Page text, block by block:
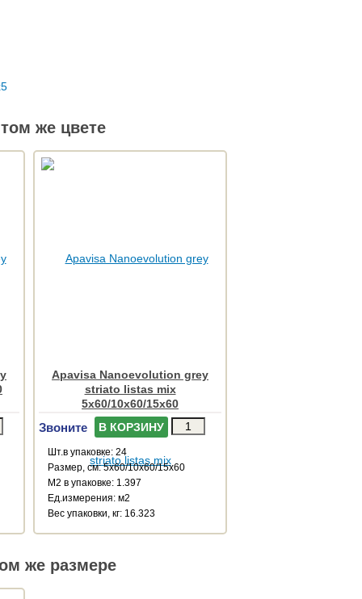
же цвете
Apavisa Nanoevolution grey
striato listas mix
5x60/10x60/15x60
Звоните В КОРЗИНУ
Шт.в упаковке: 24
Размер, см: 5x60/10x60/15x60
М2 в упаковке: 1.397
Ед.измерения: м2
Веc упаковки, кг: 16.323
же размере